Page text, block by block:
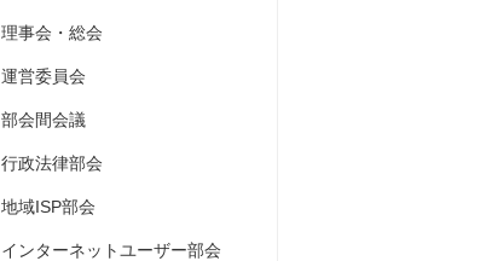
理事会・総会
運営委員会
部会間会議
行政法律部会
地域ISP部会
インターネットユーザー部会